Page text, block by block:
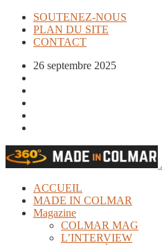
SOUTENEZ-NOUS
PLAN DU SITE
CONTACT
26 septembre 2025
ACCUEIL
MADE IN COLMAR
Magazine
COLMAR MAG
L’INTERVIEW